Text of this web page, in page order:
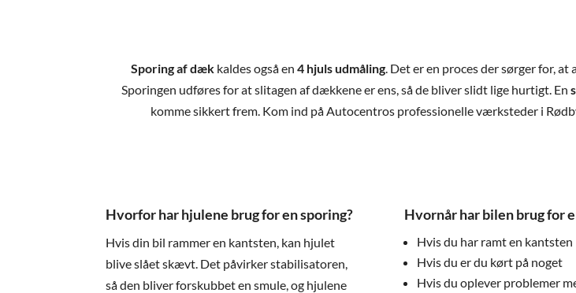
Sporing af dæk kaldes også en 4 hjuls udmåling . Det er en proces der sørger for,
Sporingen udføres for at slitagen af dækkene er ens, så de bliver slidt lige hurtigt. En
komme sikkert frem. Kom ind på Autocentros professionelle værksteder i
Hvorfor har hjulene brug for en sporing?
Hvis din bil rammer en kantsten, kan hjulet
blive slået skævt. Det påvirker stabilisatoren,
så den bliver forskubbet en smule, og hjulene
Hvornår har bilen brug for
Hvis du har ramt en kantsten
Hvis du er du kørt på noget
Hvis du oplever problemer